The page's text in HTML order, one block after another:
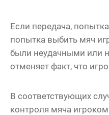
Если передача,
попытка выбить мяч
были неудачными или
отменяет факт, что
В соответствующих
контроля мяча